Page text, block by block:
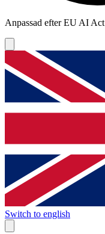
Anpassad efter EU AI Act
Switch to english